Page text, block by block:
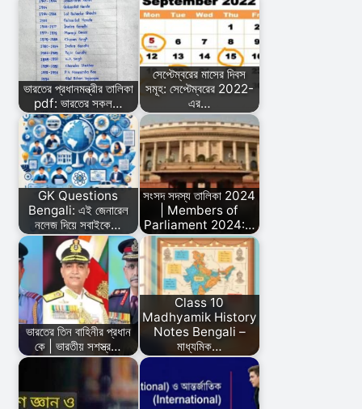
ভারতের প্রধানমন্ত্রীর তালিকা
pdf: ভারতের সকল…
সেপ্টেম্বরের মাসের দিবস
সমূহ: সেপ্টেম্বরের 2022-
এর…
GK Questions
Bengali: এই জেনারেল
নলেজ দিয়ে সবাইকে…
সংসদ সদস্য তালিকা 2024
| Members of
Parliament 2024:…
ভারতের তিন বাহিনীর প্রধান
কে | ভারতীয় সশস্ত্র…
Class 10
Madhyamik History
Notes Bengali –
মাধ্যমিক…